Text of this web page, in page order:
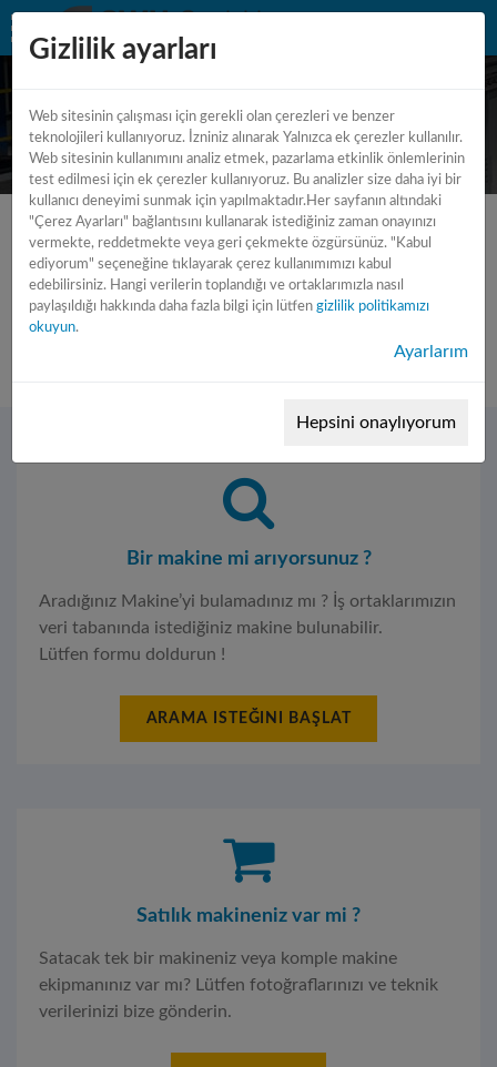
Hata 404 sayfa bulunamadı !
Bu sayfa bulunamadı ...
Bir makine mi arıyorsunuz ?
Aradığınız Makine’yi bulamadınız mı ? İş ortaklarımızın
veri tabanında istediğiniz makine bulunabilir.
Lütfen formu doldurun !
ARAMA ISTEĞINI BAŞLAT
Satılık makineniz var mi ?
Satacak tek bir makineniz veya komple makine
ekipmanınız var mı? Lütfen fotoğraflarınızı ve teknik
verilerinizi bize gönderin.
Gizlilik ayarları
Web sitesinin çalışması için gerekli olan çerezleri ve benzer
teknolojileri kullanıyoruz. İzniniz alınarak Yalnızca ek çerezler kullanılır.
Web sitesinin kullanımını analiz etmek, pazarlama etkinlik önlemlerinin
test edilmesi için ek çerezler kullanıyoruz. Bu analizler size daha iyi bir
kullanıcı deneyimi sunmak için yapılmaktadır.Her sayfanın altındaki
"Çerez Ayarları" bağlantısını kullanarak istediğiniz zaman onayınızı
vermekte, reddetmekte veya geri çekmekte özgürsünüz. "Kabul
ediyorum" seçeneğine tıklayarak çerez kullanımımızı kabul
edebilirsiniz. Hangi verilerin toplandığı ve ortaklarımızla nasıl
paylaşıldığı hakkında daha fazla bilgi için lütfen gizlilik politikamızı
okuyun.
Ayarlarım
Hepsini onaylıyorum